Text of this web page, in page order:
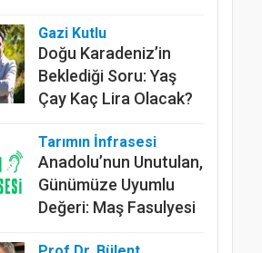
Gazi Kutlu
Doğu Karadeniz’in
Beklediği Soru: Yaş
Çay Kaç Lira Olacak?
Tarımın İnfrasesi
Anadolu’nun Unutulan,
Günümüze Uyumlu
Değeri: Maş Fasulyesi